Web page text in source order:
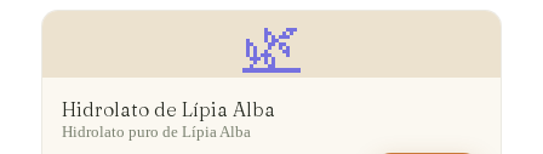
🌿
Hidrolato de Lípia Alba
Hidrolato puro de Lípia Alba